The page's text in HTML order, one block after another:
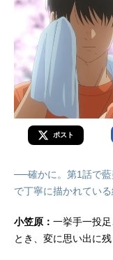
ポスト
──確かに。第1話で藍
で丁寧に描かれてい
小笠原： 一挙手一投
とき、変に思い出に